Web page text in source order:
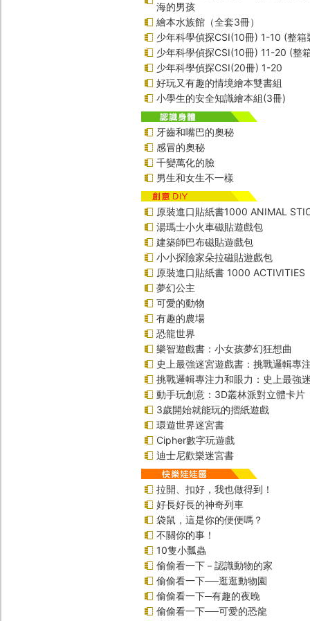
海的男孩
繪本水族館（全套3冊）
少年科學偵探CSI(10冊) 1-10 (整箱
少年科學偵探CSI(10冊) 11-20 (整
少年科學偵探CSI(20冊) 1-20
好玩又有趣的情境繪本雙書組
小學生的安全知識繪本組(3冊)
牙齒和嘴巴的奧秘
感冒的奧秘
千變萬化的臉
男生和女生不一樣
原裝進口貼紙書1000 ANIMAL
湯瑪士小火車磁貼遊戲包
建築師巴布磁貼遊戲包
小小探險家朵拉磁貼遊戲包
原裝進口貼紙書 1000 ACTIVITIES
夢幻公主
可愛的動物
有趣的農場
恐龍世界
樂智遊戲書：小女孩夢幻狂想曲
史上最強迷宮遊戲書：挑戰邏輯專
挑戰邏輯專注力和眼力：史上最強
動手玩創意：3D叢林派對立體卡片
3歲開始就能玩的摺紙遊戲
環遊世界迷宮書
Cipher數字玩遊戲
迪士尼歡樂迷宮書
拉開、扣好，我也做得到！
好長好長的神奇列車
袋鼠，這是你的便便嗎？
不關你的事！
10隻小瓢蟲
偷偷看一下－認識動物的家
偷偷看一下──逛逛動物園
偷偷看一下─有趣的夜晚
偷偷看一下──可愛的恐龍